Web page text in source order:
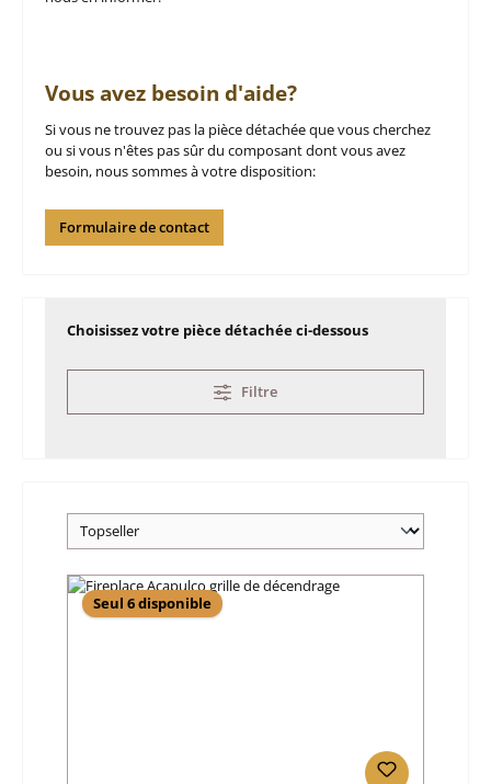
Vous avez besoin d'aide?
Si vous ne trouvez pas la pièce détachée que vous cherchez
ou si vous n'êtes pas sûr du composant dont vous avez
besoin, nous sommes à votre disposition:
Formulaire de contact
Choisissez votre pièce détachée ci-dessous
Filtre
Seul 6 disponible